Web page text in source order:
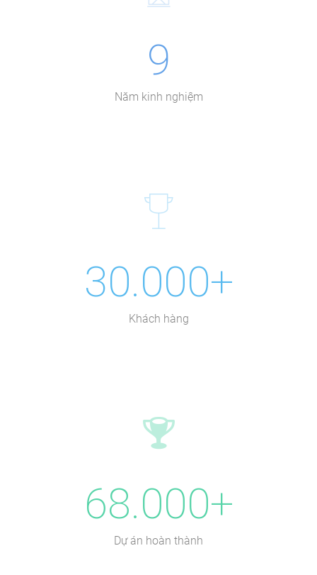
9
Năm kinh nghiệm
30.000+
Khách hàng
68.000+
Dự án hoàn thành